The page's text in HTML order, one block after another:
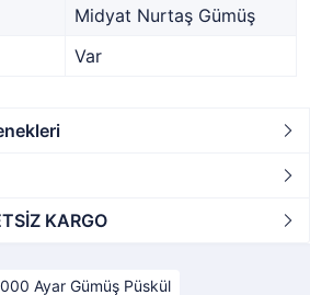
Midyat Nurtaş Gümüş
Var
KARGO
Ayar Gümüş Püskül